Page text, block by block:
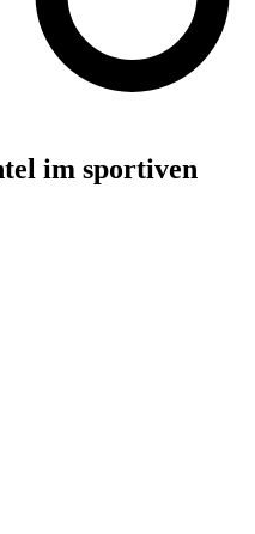
im sportiven